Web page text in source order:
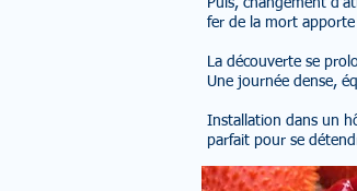
Puis, changement
fer de la mort
La découverte se
Une journée dense,
Installation dans un
parfait pour se